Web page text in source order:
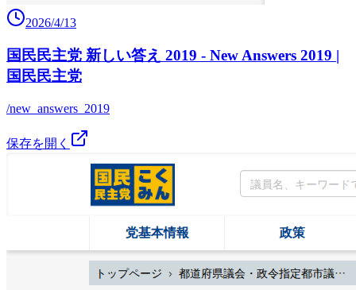
2026/4/13
国民民主党 新しい答え 2019 - New Answers 2019 |
国民民主党
/new_answers_2019
保存を開く